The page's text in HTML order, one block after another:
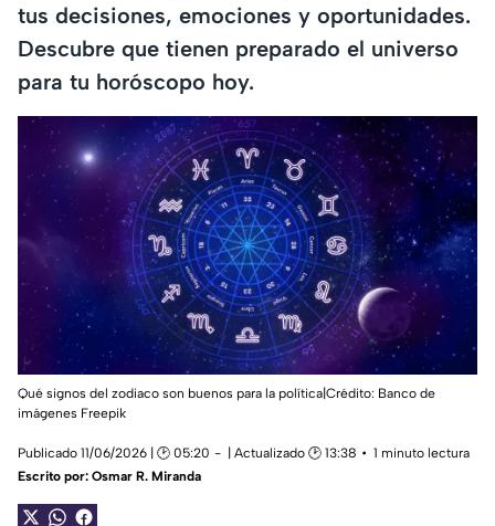
tus decisiones, emociones y oportunidades.
Descubre que tienen preparado el universo
para tu horóscopo hoy.
Qué signos del zodiaco son buenos para la política|Crédito: Banco de
imágenes Freepik
Publicado 11/06/2026 | 🕑 05:20 | Actualizado 🕑 13:38
1 minuto lectura
Escrito por: Osmar R. Miranda